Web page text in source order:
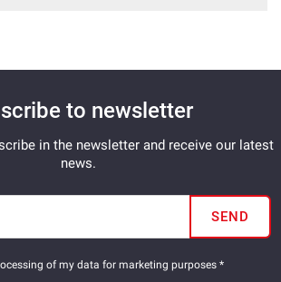
to newsletter
in the newsletter and receive our latest
news.
SEND
of my data for marketing purposes *